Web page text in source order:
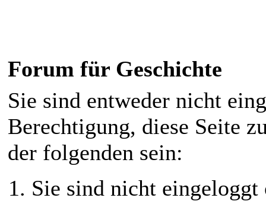
Forum für Geschichte
Sie sind entweder nicht
Berechtigung, diese Seite
der folgenden sein:
Sie sind nicht